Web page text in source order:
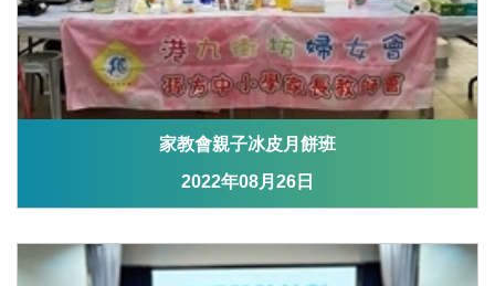
家教會親子冰皮月餅班
2022年08月26日